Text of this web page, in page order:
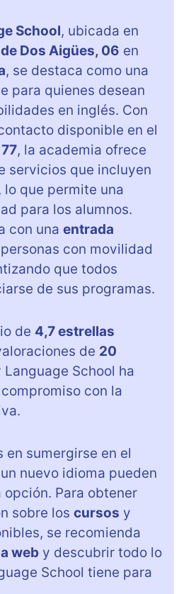
School, ubicada en
Dos Aigües, 06 en
, se destaca como una
para quienes desean
en inglés. Con
disponible en el
, la academia ofrece
servicios que incluyen
, lo que permite una
para los alumnos.
con una entrada
con movilidad
que todos
de sus programas.
de 4,7 estrellas
de 20
Language School ha
con la
en sumergirse en el
nuevo idioma pueden
Para obtener
sobre los cursos y
se recomienda
web y descubrir todo lo
School tiene para